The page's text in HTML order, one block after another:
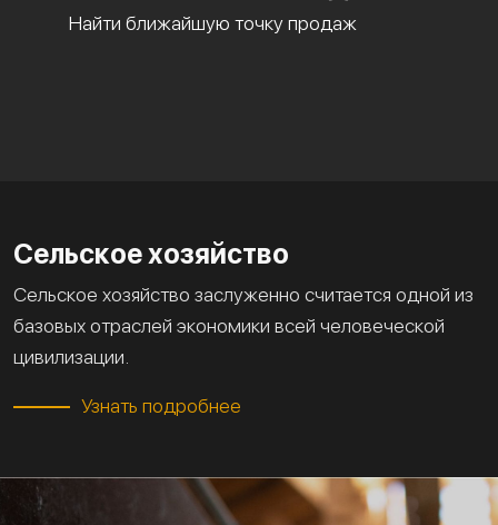
Найти ближайшую точку продаж
Сельское хозяйство
Сельское хозяйство заслуженно считается одной из
базовых отраслей экономики всей человеческой
цивилизации.
Узнать подробнее